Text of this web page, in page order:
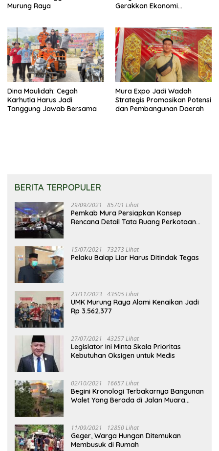
Murung Raya
Gerakkan Ekonomi
Dina Maulidah: Cegah
Karhutla Harus Jadi
Tanggung Jawab Bersama
Mura Expo Jadi Wadah
Strategis Promosikan Potensi
dan Pembangunan Daerah
BERITA TERPOPULER
29/09/2021 85701 Lihat
Pemkab Mura Persiapkan Konsep
Rencana Detail Tata Ruang Perkotaan
15/07/2021 73273 Lihat
Pelaku Balap Liar Harus Ditindak Tegas
23/11/2023 43505 Lihat
UMK Murung Raya Alami Kenaikan Jadi
Rp 3.562.377
27/07/2021 43257 Lihat
Legislator Ini Minta Skala Prioritas
Kebutuhan Oksigen untuk Medis
02/10/2021 16657 Lihat
Begini Kronologi Terbakarnya Bangunan
Walet Yang Berada di Jalan Muara
11/09/2021 12850 Lihat
Geger, Warga Hungan Ditemukan
Membusuk di Rumah